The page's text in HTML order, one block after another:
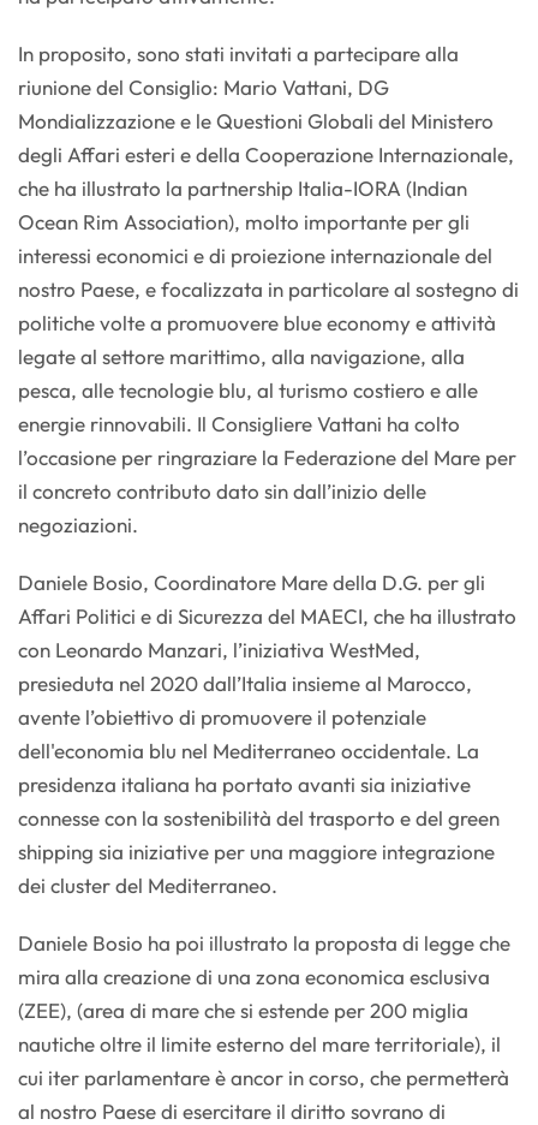
In proposito, sono stati invitati a partecipare alla
riunione del Consiglio: Mario Vattani, DG
Mondializzazione e le Questioni Globali del Ministero
degli Affari esteri e della Cooperazione Internazionale,
che ha illustrato la partnership Italia-IORA (Indian
Ocean Rim Association), molto importante per gli
interessi economici e di proiezione internazionale del
nostro Paese, e focalizzata in particolare al sostegno di
politiche volte a promuovere blue economy e attività
legate al settore marittimo, alla navigazione, alla
pesca, alle tecnologie blu, al turismo costiero e alle
energie rinnovabili. Il Consigliere Vattani ha colto
l’occasione per ringraziare la Federazione del Mare per
il concreto contributo dato sin dall’inizio delle
negoziazioni.
Daniele Bosio, Coordinatore Mare della D.G. per gli
Affari Politici e di Sicurezza del MAECI, che ha illustrato
con Leonardo Manzari, l’iniziativa WestMed,
presieduta nel 2020 dall’Italia insieme al Marocco,
avente l’obiettivo di promuovere il potenziale
dell'economia blu nel Mediterraneo occidentale. La
presidenza italiana ha portato avanti sia iniziative
connesse con la sostenibilità del trasporto e del green
shipping sia iniziative per una maggiore integrazione
dei cluster del Mediterraneo.
Daniele Bosio ha poi illustrato la proposta di legge che
mira alla creazione di una zona economica esclusiva
(ZEE), (area di mare che si estende per 200 miglia
nautiche oltre il limite esterno del mare territoriale), il
cui iter parlamentare è ancor in corso, che permetterà
al nostro Paese di esercitare il diritto sovrano di